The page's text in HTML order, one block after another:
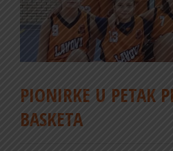
PIONIRKE U PETAK
BASKETA